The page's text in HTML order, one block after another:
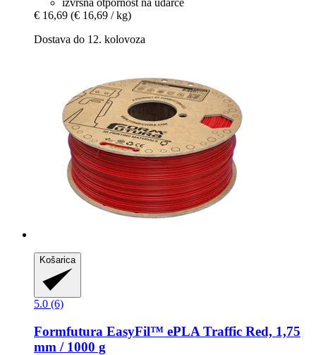
izvrsna otpornost na udarce
€ 16,69 (€ 16,69 / kg)
Dostava do 12. kolovoza
Košarica
5.0 (6)
Formfutura EasyFil™ ePLA Traffic Red, 1,75
mm / 1000 g